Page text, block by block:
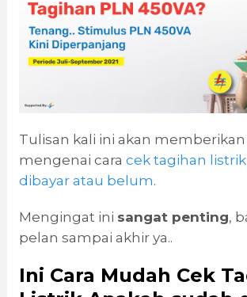
Tulisan kali ini akan
mengenai cara cek tagihan
dibayar atau belum.
Mengingat ini sangat penting,
pelan sampai akhir ya..
Ini Cara Mudah Cek